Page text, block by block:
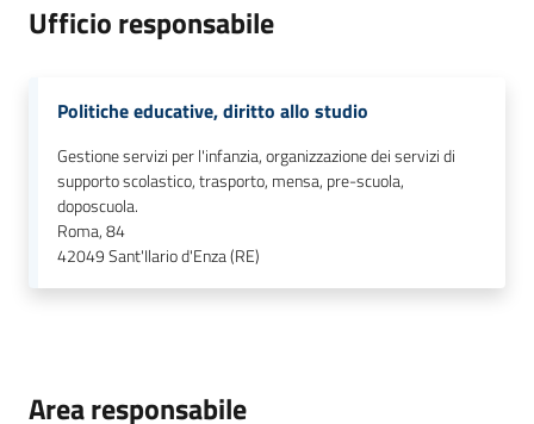
Ufficio responsabile
Politiche educative, diritto allo studio
Gestione servizi per l'infanzia, organizzazione dei servizi di
supporto scolastico, trasporto, mensa, pre-scuola,
doposcuola.
Roma, 84
42049Sant'Ilario d'Enza (RE)
Area responsabile